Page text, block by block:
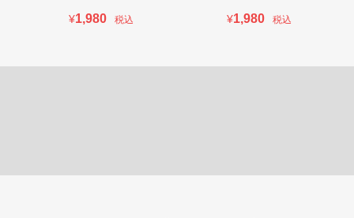
¥1,980 税込 ¥1,980 税込